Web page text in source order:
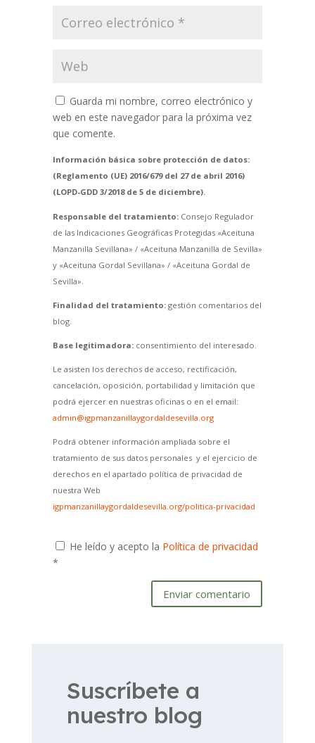
Guarda mi nombre, correo electrónico y
web en este navegador para la próxima vez
que comente.
Información básica sobre protección de datos:
(Reglamento (UE) 2016/679 del 27 de abril 2016)
(LOPD-GDD 3/2018 de 5 de diciembre).
Responsable del tratamiento:Consejo Regulador
de las Indicaciones Geográficas Protegidas «Aceituna
Manzanilla Sevillana» / «Aceituna Manzanilla de Sevilla»
y «Aceituna Gordal Sevillana» / «Aceituna Gordal de
Sevilla».
Finalidad del tratamiento:gestión comentarios del
blog.
Base legitimadora:consentimiento del interesado.
Le asisten los derechos de acceso, rectificación,
cancelación, oposición, portabilidad y limitación que
podrá ejercer en nuestras oficinas o en el email:
admin@igpmanzanillaygordaldesevilla.org
Podrá obtener información ampliada sobre el
tratamiento de sus datos personales y el ejercicio de
derechos en el apartado política de privacidad de
nuestra Web
igpmanzanillaygordaldesevilla.org/politica-privacidad
He leído y acepto la Política de privacidad
*
Enviar comentario
Suscríbete a
nuestro blog